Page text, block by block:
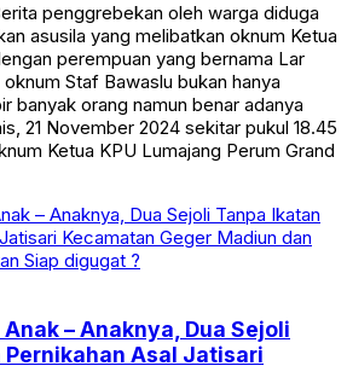
penggrebekan oleh warga diduga
asusila yang melibatkan oknum Ketua
perempuan yang bernama Lar
Staf Bawaslu bukan hanya
banyak orang namun benar adanya
21 November 2024 sekitar pukul 18.45
Ketua KPU Lumajang Perum Grand
– Anaknya, Dua Sejoli
Pernikahan Asal Jatisari